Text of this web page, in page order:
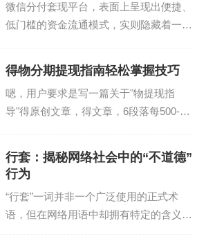
微信分付套现平台，表面上呈现出便捷、
低门槛的资金流通模式，实则隐藏着一套
的人群和“熟人互助”的心理，构建了一个
以“小额借贷”为名...
得物分期提现指南轻松掌握技巧
嗯，用户要求是写一篇关于"物提现指
导"得原创文章，得文章，6段落每500-15
涩，逻辑清楚意思就是段落简短不空洞有
内容实...
行套：揭秘网络社会中的“不道德”
行为
“行套”一词并非一个广泛使用的正式术
语，但在网络用语中却拥有特定的含义。